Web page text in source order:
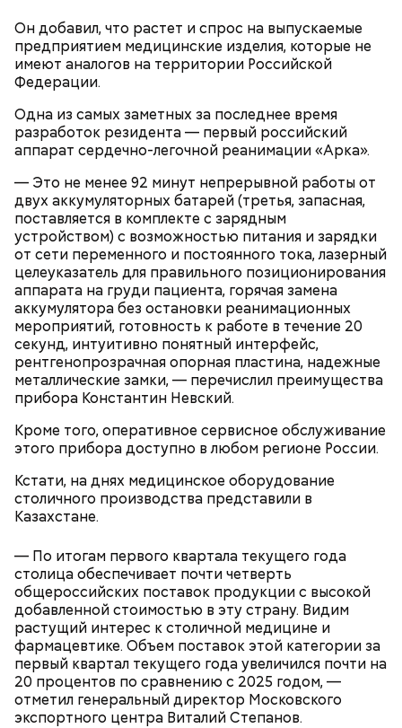
Он добавил, что растет и спрос на выпускаемые
предприятием медицинские изделия, которые не
имеют аналогов на территории Российской
Федерации.
Одна из самых заметных за последнее время
разработок резидента — первый российский
аппарат сердечно-легочной реанимации «Арка».
— Это не менее 92 минут непрерывной работы от
двух аккумуляторных батарей (третья, запасная,
поставляется в комплекте с зарядным
устройством) с возможностью питания и зарядки
от сети переменного и постоянного тока, лазерный
целеуказатель для правильного позиционирования
аппарата на груди пациента, горячая замена
аккумулятора без остановки реанимационных
мероприятий, готовность к работе в течение 20
секунд, интуитивно понятный интерфейс,
рентгенопрозрачная опорная пластина, надежные
металлические замки, — перечислил преимущества
прибора Константин Невский.
Кроме того, оперативное сервисное обслуживание
этого прибора доступно в любом регионе России.
Кстати, на днях медицинское оборудование
столичного производства представили в
Казахстане.
— По итогам первого квартала текущего года
столица обеспечивает почти четверть
общероссийских поставок продукции с высокой
добавленной стоимостью в эту страну. Видим
растущий интерес к столичной медицине и
фармацевтике. Объем поставок этой категории за
первый квартал текущего года увеличился почти на
20 процентов по сравнению с 2025 годом, —
отметил генеральный директор Московского
экспортного центра Виталий Степанов.
С историческим видом
Летний кинотеатр в усадьбе Воронцово / Фото: Пресс-служба
Московского кинокластера